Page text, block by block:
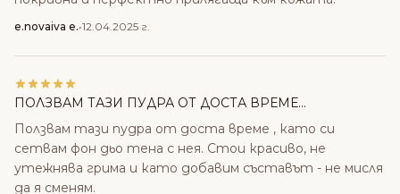
e.novaiva e.•12.04.2025 г.
ПОЛЗВАМ ТАЗИ ПУДРА ОТ ДОСТА ВРЕМЕ...
Ползвам тази пудра от доста време , като си
сетвам фон дьо тена с нея. Стои красиво, не
утежнява грима и като добавим съставът - не мисля
да я сменям.